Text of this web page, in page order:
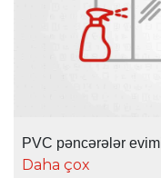
PVC pəncərələr
Daha çox